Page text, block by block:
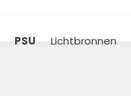
PSU Lichtbronnen